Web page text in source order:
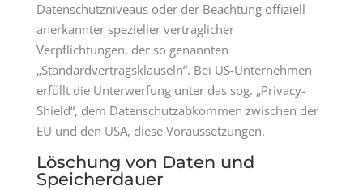
Datenschutzniveaus oder der Beachtung offiziell
anerkannter spezieller vertraglicher
Verpflichtungen, der so genannten
„Standardvertragsklauseln“. Bei US-Unternehmen
erfüllt die Unterwerfung unter das sog. „Privacy-
Shield“, dem Datenschutzabkommen zwischen der
EU und den USA, diese Voraussetzungen.
Löschung von Daten und
Speicherdauer